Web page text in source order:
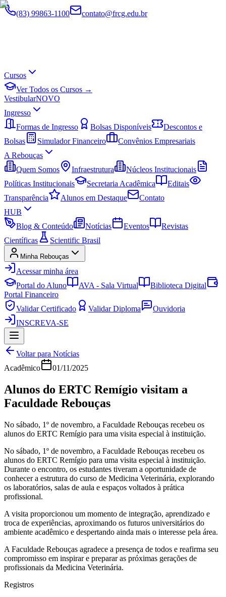
(83) 99863-1100 contato@frcg.edu.br
Cursos
Ver Todos os Cursos →
VestibularNOVO
Ingresso
Formas de Ingresso
Bolsas Disponíveis
Descontos e
Bolsas
Simulador Financeiro
Convênios Empresariais
A Rebouças
Quem Somos
Infraestrutura
Núcleos Institucionais
Políticas Institucionais
Secretaria Acadêmica
Editais
Transparência
Alunos em Destaque
Contato
HUB
Blog & Conteúdo
Notícias Eventos
Revistas
Científicas
Scientific Brasil
Minha Rebouças
Acessar minha área
Portal do Aluno
AVA - Sala Virtual
Biblioteca Digital
Portal Financeiro
Validar Certificado
Validar Diploma
Ouvidoria
INSCREVA-SE
Voltar para Notícias
Acadêmico
01/11/2025
Alunos do ERTC Remígio visitam a
Faculdade Rebouças
No sábado, 1º de novembro, a Faculdade Rebouças recebeu os
alunos do ERTC Remígio para uma visita especial à instituição.
No sábado, 1º de novembro, a Faculdade Rebouças recebeu os
alunos do ERTC Remígio para uma visita especial à instituição.
Durante o encontro, os estudantes tiveram a oportunidade de
conhecer a estrutura do curso de Medicina Veterinária, explorando
os laboratórios, salas de aula e espaços voltados à prática
profissional.
A visita proporcionou um momento de integração, aprendizado e
troca de experiências, aproximando os futuros universitários do
ambiente acadêmico e despertando ainda mais o interesse pela área.
A Faculdade Rebouças agradece a presença de todos e reafirma seu
compromisso em inspirar e preparar as próximas gerações de
profissionais da Medicina Veterinária.
Registros